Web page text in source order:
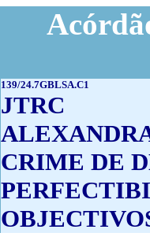
139/24.7GBLSA.C1
JTRC
CRIME DE